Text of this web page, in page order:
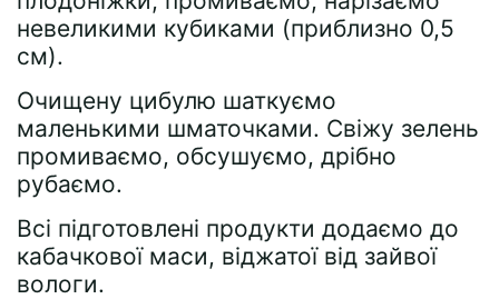
невеликими кубиками (приблизно 0,5
см).
Очищену цибулю шаткуємо
маленькими шматочками. Свіжу зелень
промиваємо, обсушуємо, дрібно
рубаємо.
Всі підготовлені продукти додаємо до
кабачкової маси, віджатої від зайвої
вологи.